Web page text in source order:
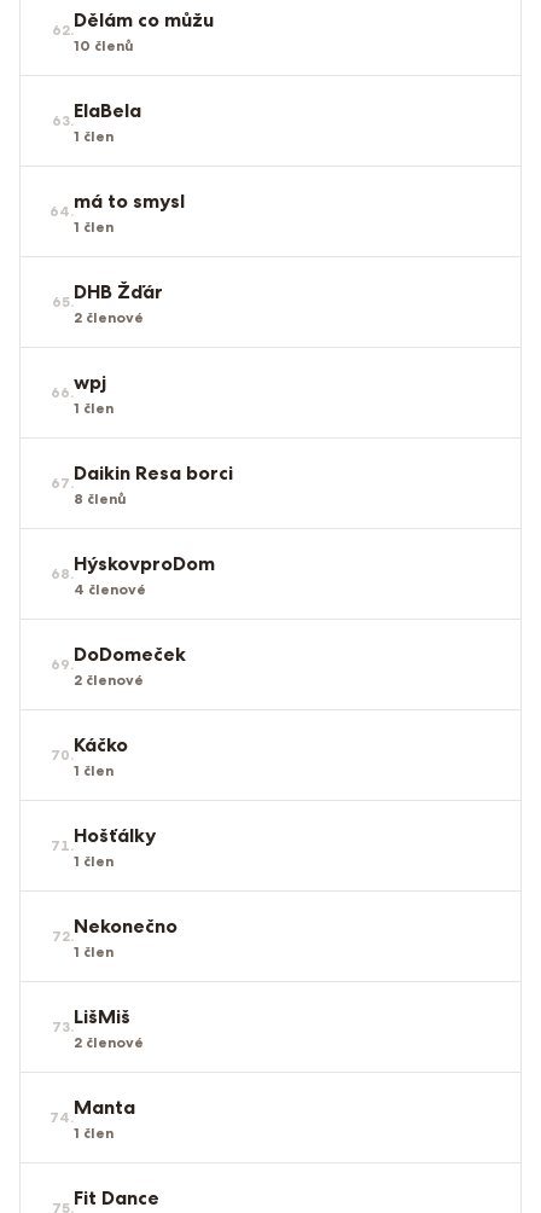
62.Dělám co můžu
10 členů
63.ElaBela
1 člen
64.má to smysl
1 člen
65.DHB Žďár
2 členové
66.wpj
1 člen
67.Daikin Resa borci
8 členů
68.HýskovproDom
4 členové
69.DoDomeček
2 členové
70.Káčko
1 člen
71.Hošťálky
1 člen
72.Nekonečno
1 člen
73.LišMiš
2 členové
74.Manta
1 člen
75.Fit Dance